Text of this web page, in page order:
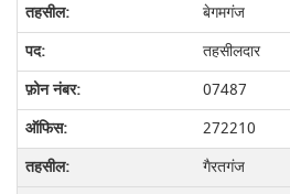
बेगमगंज
तहसीलदार
07487
272210
गैरतगंज